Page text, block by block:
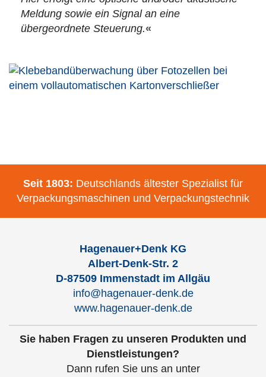
Meldung sowie ein Signal an eine
übergeordnete Steuerung.«
Seit 1803: Deutschlands ältester Spezialist für
Verpackungsmaschinen und Verpackungstechnik
Hagenauer+Denk KG
Albert-Denk-Str. 2
D-87509 Immenstadt im Allgäu
info@hagenauer-denk.de
www.hagenauer-denk.de
Sie haben Fragen zu unseren Produkten und
Dienstleistungen?
Dann rufen Sie uns an unter